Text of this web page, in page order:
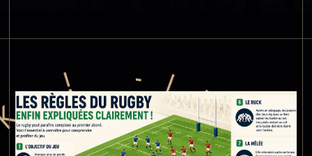
ET'
S
!
-